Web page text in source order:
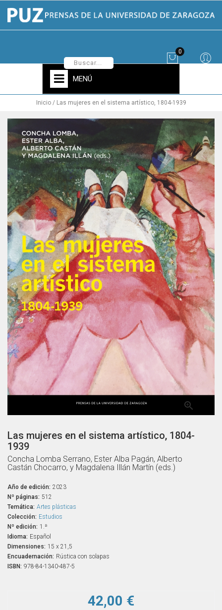
0
MENÚ
Inicio Las mujeres en el sistema artístico, 1804-1939

Las mujeres en el sistema artístico, 1804-
1939
Concha Lomba Serrano, Ester Alba Pagán, Alberto
Castán Chocarro, y Magdalena Illán Martín (eds.)
Año de edición: 2023
Nº páginas: 512
Temática: Artes plásticas
Colección: Estudios
Nº edición: 1.ª
Idioma: Español
Dimensiones: 15 x 21,5
Encuadernación: Rústica con solapas
ISBN: 978-84-1340-487-5
42,00 €